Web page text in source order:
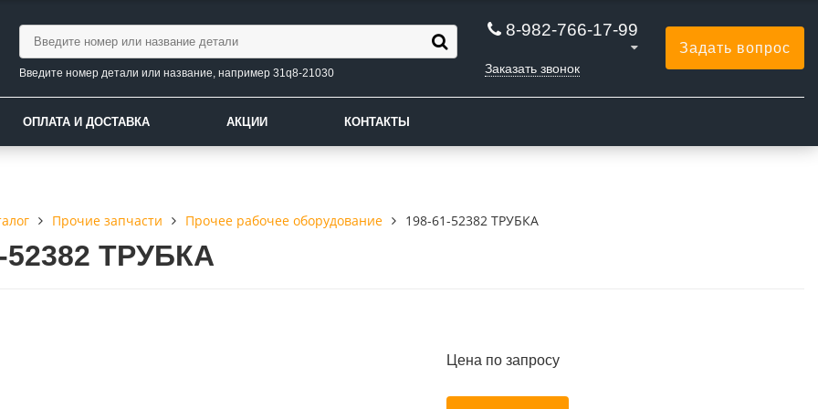
Введите номер детали или название, например 31q8-21030
8-982-766-17-99
Заказать звонок
Задать вопрос
ОПЛАТА И ДОСТАВКА АКЦИИ КОНТАКТЫ
Прочие запчасти Прочее рабочее оборудование 198-61-52382 ТРУБКА
52382 ТРУБКА
Цена по запросу